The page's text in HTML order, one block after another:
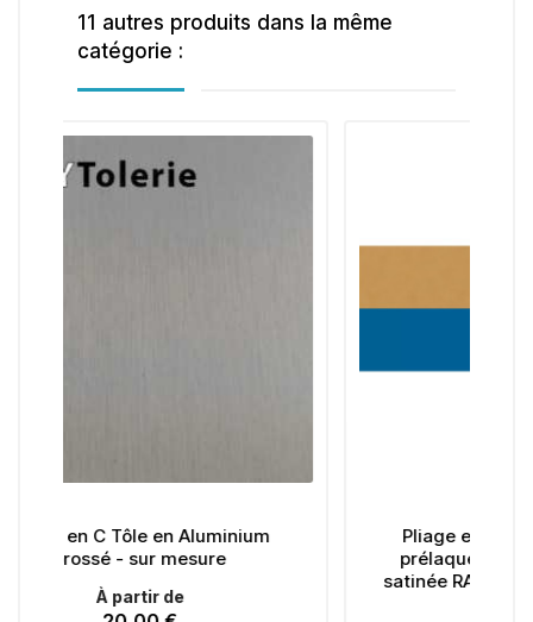
11 autres produits dans la même
catégorie :
Pliage en C Tôle en Aluminium
prélaqué d'usine 1 face finition
satinée RAL spécifique sur mesure